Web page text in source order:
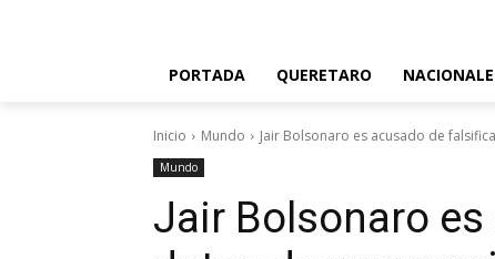
PORTADA QUERETARO
Inicio Mundo Jair Bolsonaro es acusado de
Mundo
Jair Bolsonaro